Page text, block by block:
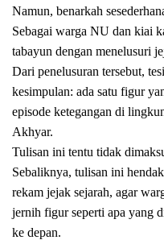
Namun, benarkah
Sebagai warga NU dan kiai
tabayun dengan menelusuri
Dari penelusuran tersebut,
kesimpulan: ada satu figur
episode ketegangan di
Akhyar.
Tulisan ini tentu tidak
Sebaliknya, tulisan ini
rekam jejak sejarah, agar
jernih figur seperti apa yang
ke depan.